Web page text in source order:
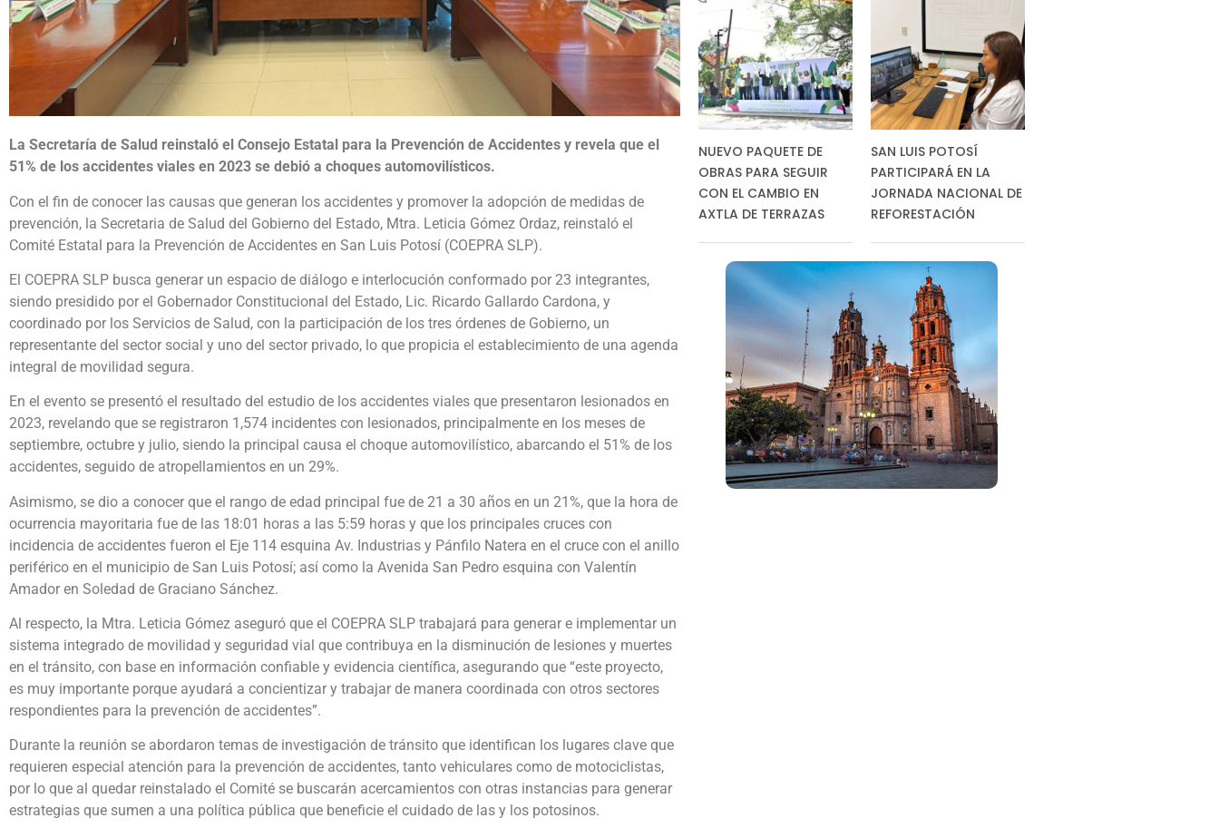
La Secretaría de Salud reinstaló el Consejo Estatal para la Prevención de Accidentes y revela que el
51% de los accidentes viales en 2023 se debió a choques automovilísticos.
Con el fin de conocer las causas que generan los accidentes y promover la adopción de medidas de
prevención, la Secretaria de Salud del Gobierno del Estado, Mtra. Leticia Gómez Ordaz, reinstaló el
Comité Estatal para la Prevención de Accidentes en San Luis Potosí (COEPRA SLP).
El COEPRA SLP busca generar un espacio de diálogo e interlocución conformado por 23 integrantes,
siendo presidido por el Gobernador Constitucional del Estado, Lic. Ricardo Gallardo Cardona, y
coordinado por los Servicios de Salud, con la participación de los tres órdenes de Gobierno, un
representante del sector social y uno del sector privado, lo que propicia el establecimiento de una agenda
integral de movilidad segura.
En el evento se presentó el resultado del estudio de los accidentes viales que presentaron lesionados en
2023, revelando que se registraron 1,574 incidentes con lesionados, principalmente en los meses de
septiembre, octubre y julio, siendo la principal causa el choque automovilístico, abarcando el 51% de los
accidentes, seguido de atropellamientos en un 29%.
Asimismo, se dio a conocer que el rango de edad principal fue de 21 a 30 años en un 21%, que la hora de
ocurrencia mayoritaria fue de las 18:01 horas a las 5:59 horas y que los principales cruces con
incidencia de accidentes fueron el Eje 114 esquina Av. Industrias y Pánfilo Natera en el cruce con el anillo
periférico en el municipio de San Luis Potosí; así como la Avenida San Pedro esquina con Valentín
Amador en Soledad de Graciano Sánchez.
Al respecto, la Mtra. Leticia Gómez aseguró que el COEPRA SLP trabajará para generar e implementar un
sistema integrado de movilidad y seguridad vial que contribuya en la disminución de lesiones y muertes
en el tránsito, con base en información confiable y evidencia científica, asegurando que “este proyecto,
es muy importante porque ayudará a concientizar y trabajar de manera coordinada con otros sectores
respondientes para la prevención de accidentes”.
Durante la reunión se abordaron temas de investigación de tránsito que identifican los lugares clave que
requieren especial atención para la prevención de accidentes, tanto vehiculares como de motociclistas,
por lo que al quedar reinstalado el Comité se buscarán acercamientos con otras instancias para generar
estrategias que sumen a una política pública que beneficie el cuidado de las y los potosinos.
NUEVO PAQUETE DE
OBRAS PARA SEGUIR
CON EL CAMBIO EN
AXTLA DE TERRAZAS
SAN LUIS POTOSÍ
PARTICIPARÁ EN LA
JORNADA NACIONAL DE
REFORESTACIÓN